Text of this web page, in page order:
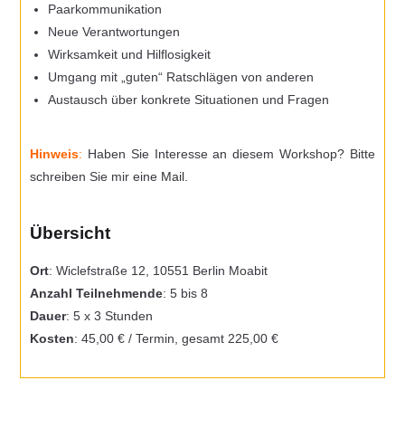
Paarkommunikation
Neue Verantwortungen
Wirksamkeit und Hilflosigkeit
Umgang mit „guten“ Ratschlägen von anderen
Austausch über konkrete Situationen und Fragen
Hinweis: Haben Sie Interesse an diesem Workshop? Bitte
schreiben Sie mir eine Mail
Übersicht
Ort: Wiclefstraße 12, 10551 Berlin Moabit
Anzahl Teilnehmende: 5 bis 8
Dauer: 5 x 3 Stunden
Kosten: 45,00 € / Termin, gesamt 225,00 €